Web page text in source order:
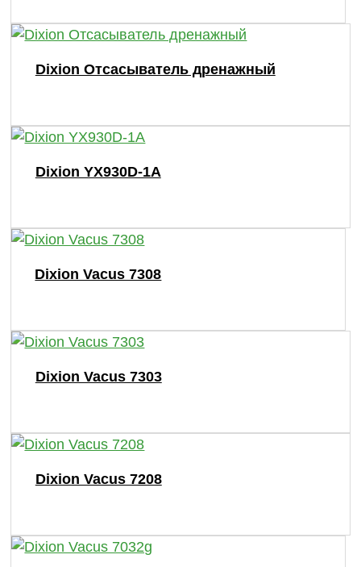
Dixion Отсасыватель дренажный
Dixion YX930D-1A
Dixion Vacus 7308
Dixion Vacus 7303
Dixion Vacus 7208